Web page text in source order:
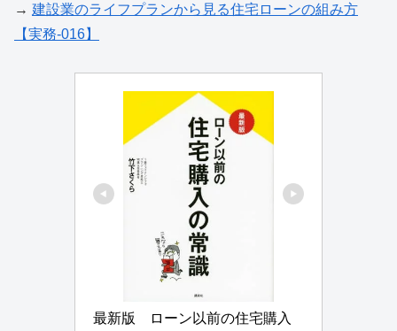
→ 建設業のライフプランから見る住宅ローンの組み方
【実務-016】
最新版　ローン以前の住宅購入